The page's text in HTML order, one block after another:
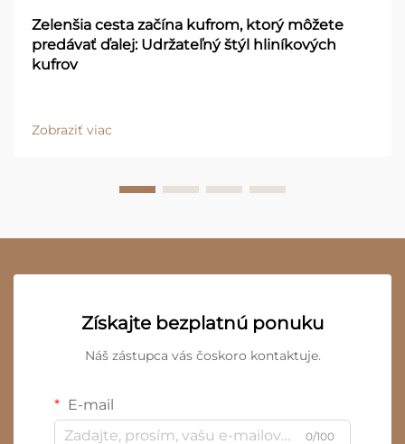
Zelenšia cesta začína kufrom, ktorý môžete
predávať ďalej: Udržateľný štýl hliníkových
kufrov
Zobraziť viac
Získajte bezplatnú ponuku
Náš zástupca vás čoskoro kontaktuje.
E-mail
0/100